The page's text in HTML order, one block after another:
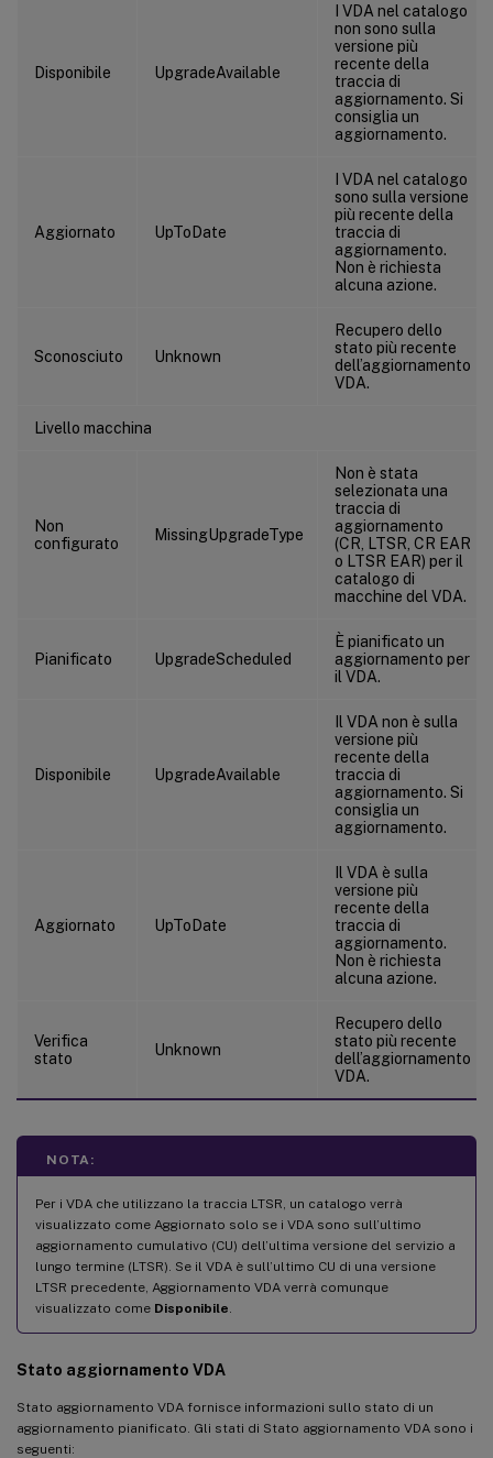
Disponibile UpgradeAvailable
I VDA nel catalogo
non sono sulla
versione più
recente della
traccia di
aggiornamento. Si
consiglia un
aggiornamento.
Aggiornato UpToDate
I VDA nel catalogo
sono sulla versione
più recente della
traccia di
aggiornamento.
Non è richiesta
alcuna azione.
Sconosciuto Unknown
Recupero dello
stato più recente
dell’aggiornamento
VDA.
Livello macchina
Non
configurato
MissingUpgradeType
Non è stata
selezionata una
traccia di
aggiornamento
(CR, LTSR, CR EAR
o LTSR EAR) per il
catalogo di
macchine del VDA.
Pianificato UpgradeScheduled
È pianificato un
aggiornamento per
il VDA.
Disponibile UpgradeAvailable
Il VDA non è sulla
versione più
recente della
traccia di
aggiornamento. Si
consiglia un
aggiornamento.
Aggiornato UpToDate
Il VDA è sulla
versione più
recente della
traccia di
aggiornamento.
Non è richiesta
alcuna azione.
Verifica
stato
Unknown
Recupero dello
stato più recente
dell’aggiornamento
VDA.
NOTA:
Per i VDA che utilizzano la traccia LTSR, un catalogo verrà
visualizzato come Aggiornato solo se i VDA sono sull’ultimo
aggiornamento cumulativo (CU) dell’ultima versione del servizio a
lungo termine (LTSR). Se il VDA è sull’ultimo CU di una versione
LTSR precedente, Aggiornamento VDA verrà comunque
visualizzato come Disponibile
Stato aggiornamento VDA
Stato aggiornamento VDA fornisce informazioni sullo stato di un
aggiornamento pianificato. Gli stati di Stato aggiornamento VDA sono i
seguenti: